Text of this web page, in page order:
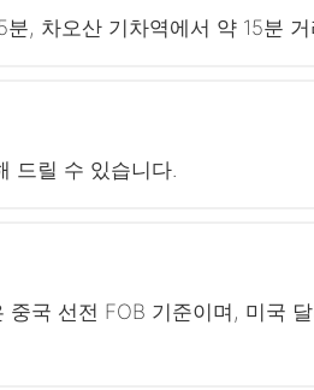
, 차오산 기차역에서 약 15분 거
드릴 수 있습니다.
국 선전 FOB 기준이며, 미국